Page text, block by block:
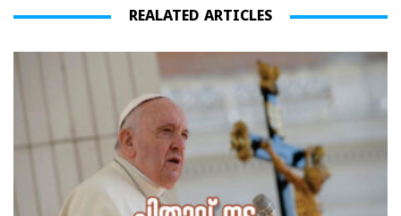
REALATED ARTICLES